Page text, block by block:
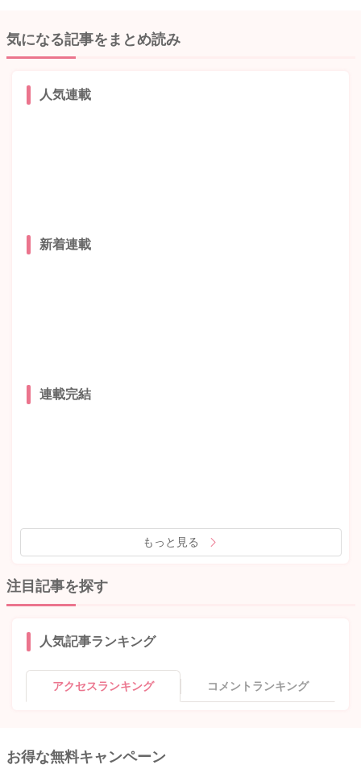
気になる記事をまとめ読み
人気連載
新着連載
連載完結
もっと見る
注目記事を探す
人気記事ランキング
アクセスランキング コメントランキング
お得な無料キャンペーン